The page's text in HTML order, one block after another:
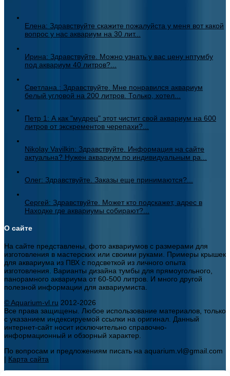
Елена: Здравствуйте скажите пожалуйста у меня вот какой
вопрос у нас аквариум на 30 лит...
Ирина: Здравствуйте. Можно узнать у вас цену нптумбу
под аквариум 40 литров?...
Светлана.: Здравствуйте. Мне понравился аквариум
белый угловой на 200 литров. Только, хотел...
Петр 1: А как "мудрец" этот чистит свой аквариум на 600
литров от экскрементов черепахи?...
Nikolay Vavilkin: Здравствуйте. Информация на сайте
актуальна? Нужен аквариум по индивидуальным ра...
Олег: Здравствуйте. Заказы еще принимаются?...
Сергей: Здравствуйте. Может кто подскажет, адрес в
Находке где аквариумы собирают?...
О сайте
На сайте представлены, фото аквариумов с размерами для
изготовления в мастерских или своими руками. Примеры крышек
для аквариума из ПВХ с подсветкой из личного опыта
изготовления. Варианты дизайна тумбы для прямоугольного,
панорамного аквариума от 60-500 литров. И много другой
полезной информации для аквариумиста.
© Aquarium-vl.ru 2012-2026
Все права защищены. Любое использование материалов, только
с указанием индексируемой ссылки на оригинал. Данный
интернет-сайт носит исключительно справочно-
информационный и обзорный характер.
По вопросам и предложениям писать на aquarium.vl@gmail.com
| Карта сайта